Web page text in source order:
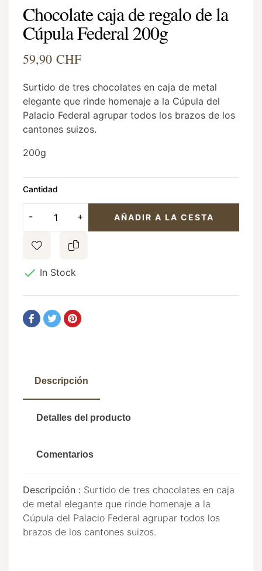
Chocolate caja de regalo de la
Cúpula Federal 200g
59,90 CHF
Surtido de tres chocolates en caja de metal
elegante que rinde homenaje a la Cúpula del
Palacio Federal agrupar todos los brazos de los
cantones suizos.
200g
Cantidad
AÑADIR A LA CESTA
 In Stock
Descripción
Detalles del producto
Comentarios
Descripción : Surtido de tres chocolates en caja
de metal elegante que rinde homenaje a la
Cúpula del Palacio Federal agrupar todos los
brazos de los cantones suizos.